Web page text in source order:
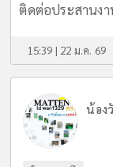
ติดต่อประสานง
15:39 | 22 ม.ค. 69
น้อง